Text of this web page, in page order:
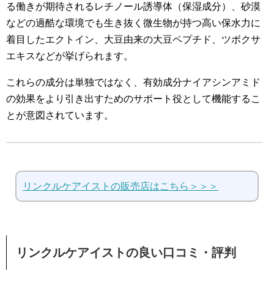
る働きが期待されるレチノール誘導体（保湿成分）、砂漠
などの過酷な環境でも生き抜く微生物が持つ高い保水力に
着目したエクトイン、大豆由来の大豆ペプチド、ツボクサ
エキスなどが挙げられます。
これらの成分は単独ではなく、有効成分ナイアシンアミド
の効果をより引き出すためのサポート役として機能するこ
とが意図されています。
リンクルケアイストの販売店はこちら＞＞＞
リンクルケアイストの良い口コミ・評判